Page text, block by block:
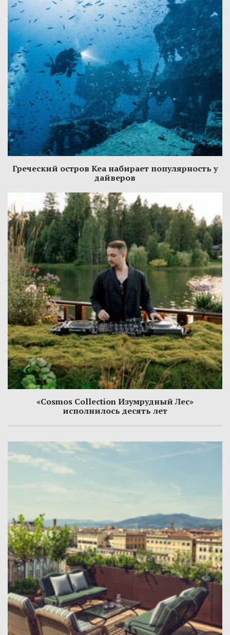
Греческий остров Кеа набирает популярность у
дайверов
«Cosmos Collection Изумрудный Лес»
исполнилось десять лет